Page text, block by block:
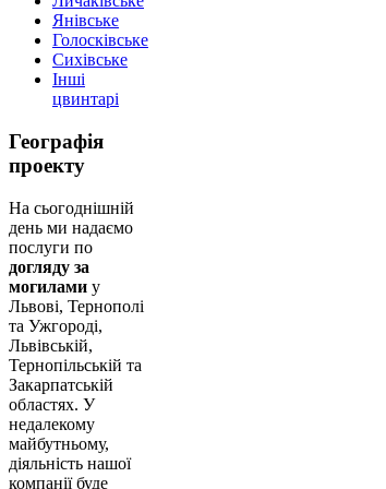
Янівське
Голосківське
Сихівське
Інші
цвинтарі
Географія
проекту
На сьогоднішній
день ми надаємо
послуги по
догляду за
могилами у
Львові, Тернополі
та Ужгороді,
Львівській,
Тернопільській та
Закарпатській
областях. У
недалекому
майбутньому,
діяльність нашої
компанії буде